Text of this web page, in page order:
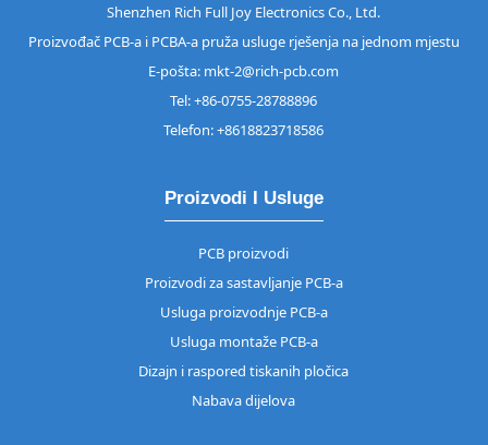
Shenzhen Rich Full Joy Electronics Co., Ltd.
Proizvođač PCB-a i PCBA-a pruža usluge rješenja na jednom mjestu
E-pošta: mkt-2@rich-pcb.com
Tel: +86-0755-28788896
Telefon: +8618823718586
Proizvodi I Usluge
PCB proizvodi
Proizvodi za sastavljanje PCB-a
Usluga proizvodnje PCB-a
Usluga montaže PCB-a
Dizajn i raspored tiskanih pločica
Nabava dijelova